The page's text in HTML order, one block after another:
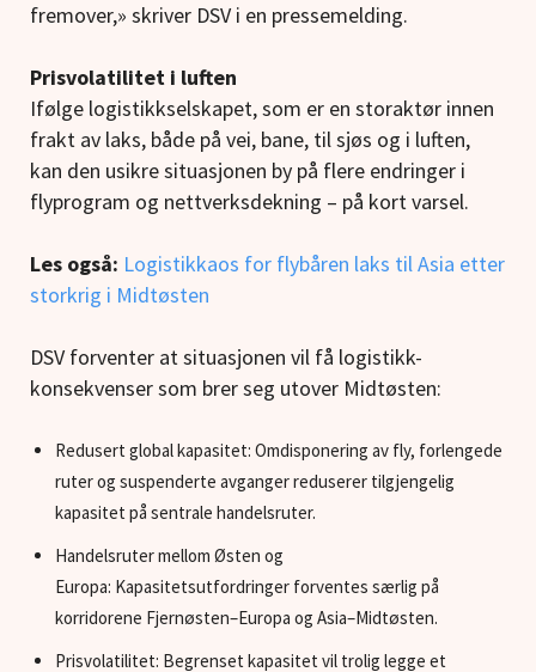
fremover,» skriver DSV i en pressemelding.
Prisvolatilitet i luften
Ifølge logistikkselskapet, som er en storaktør innen
frakt av laks, både på vei, bane, til sjøs og i luften,
kan den usikre situasjonen by på flere endringer i
flyprogram og nettverksdekning – på kort varsel.
Les også: Logistikkaos for flybåren laks til Asia etter
storkrig i Midtøsten
DSV forventer at situasjonen vil få logistikk-
konsekvenser som brer seg utover Midtøsten:
Redusert global kapasitet: Omdisponering av fly, forlengede
ruter og suspenderte avganger reduserer tilgjengelig
kapasitet på sentrale handelsruter.
Handelsruter mellom Østen og
Europa: Kapasitetsutfordringer forventes særlig på
korridorene Fjernøsten–Europa og Asia–Midtøsten.
Prisvolatilitet: Begrenset kapasitet vil trolig legge et